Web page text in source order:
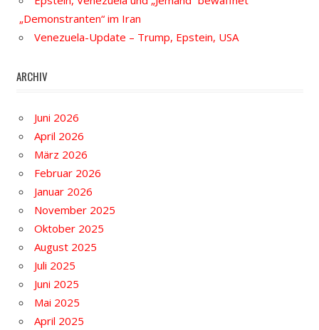
„Demonstranten“ im Iran
Venezuela-Update – Trump, Epstein, USA
ARCHIV
Juni 2026
April 2026
März 2026
Februar 2026
Januar 2026
November 2025
Oktober 2025
August 2025
Juli 2025
Juni 2025
Mai 2025
April 2025